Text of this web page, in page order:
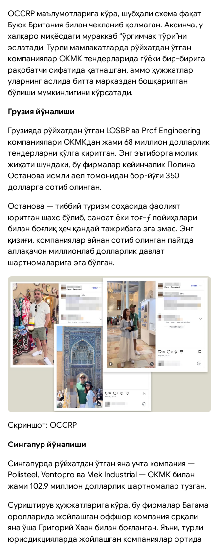
OCCRP маълумотларига кўра, шубҳали схема фақат
Буюк Британия билан чекланиб қолмаган. Аксинча, у
халқаро миқёсдаги мураккаб “ўргимчак тўри”ни
эслатади. Турли мамлакатларда рўйхатдан ўтган
компаниялар ОКМК тендерларида гўёки бир-бирига
рақобатчи сифатида қатнашган, аммо ҳужжатлар
уларнинг аслида битта марказдан бошқарилган
бўлиши мумкинлигини кўрсатади.
Грузия йўналиши
Грузияда рўйхатдан ўтган LOSBP ва Prof Engineering
компаниялари ОКМКдан жами 68 миллион долларлик
тендерларни қўлга киритган. Энг эътиборга молик
жиҳати шундаки, бу фирмалар кейинчалик Полина
Останова исмли аёл томонидан бор-йўғи 350
долларга сотиб олинган.
Останова — тиббий туризм соҳасида фаолият
юритган шахс бўлиб, саноат ёки тоғ-ƒ лойиҳалари
билан боғлиқ ҳеч қандай тажрибага эга эмас. Энг
қизиғи, компаниялар айнан сотиб олинган пайтда
аллақачон миллионлаб долларлик давлат
шартномаларига эга бўлган.
Скриншот: OCCRP
Сингапур йўналиши
Сингапурда рўйхатдан ўтган яна учта компания —
Polisteel, Ventopro ва Mek Industrial — ОКМК билан
жами 102,9 миллион долларлик шартномалар тузган.
Суриштирув ҳужжатларига кўра, бу фирмалар Багама
оролларида жойлашган оффшор компания орқали
яна ўша Григорий Хван билан боғланган. Яъни, турли
юрисдикцияларда жойлашган компаниялар ортида